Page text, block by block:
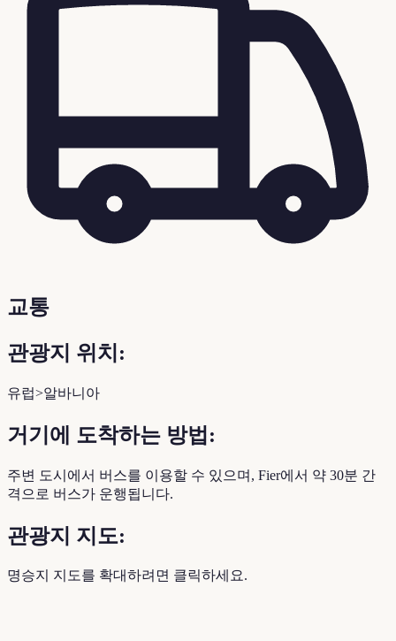
교통
관광지 위치:
유럽>알바니아
거기에 도착하는 방법:
주변 도시에서 버스를 이용할 수 있으며, Fier에서 약 30분 간
격으로 버스가 운행됩니다.
관광지 지도:
명승지 지도를 확대하려면 클릭하세요.